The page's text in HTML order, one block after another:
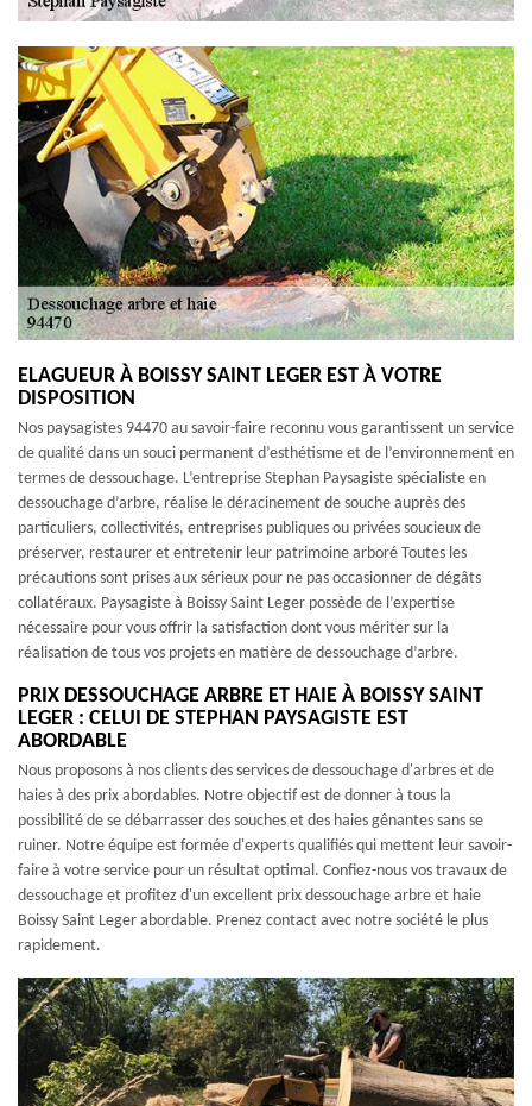
ELAGUEUR À BOISSY SAINT LEGER EST À VOTRE
DISPOSITION
Nos paysagistes 94470 au savoir-faire reconnu vous garantissent un service
de qualité dans un souci permanent d’esthétisme et de l’environnement en
termes de dessouchage. L’entreprise Stephan Paysagiste spécialiste en
dessouchage d’arbre, réalise le déracinement de souche auprès des
particuliers, collectivités, entreprises publiques ou privées soucieux de
préserver, restaurer et entretenir leur patrimoine arboré Toutes les
précautions sont prises aux sérieux pour ne pas occasionner de dégâts
collatéraux. Paysagiste à Boissy Saint Leger possède de l’expertise
nécessaire pour vous offrir la satisfaction dont vous mériter sur la
réalisation de tous vos projets en matière de dessouchage d’arbre.
PRIX DESSOUCHAGE ARBRE ET HAIE À BOISSY SAINT
LEGER : CELUI DE STEPHAN PAYSAGISTE EST
ABORDABLE
Nous proposons à nos clients des services de dessouchage d'arbres et de
haies à des prix abordables. Notre objectif est de donner à tous la
possibilité de se débarrasser des souches et des haies gênantes sans se
ruiner. Notre équipe est formée d'experts qualifiés qui mettent leur savoir-
faire à votre service pour un résultat optimal. Confiez-nous vos travaux de
dessouchage et profitez d'un excellent prix dessouchage arbre et haie
Boissy Saint Leger abordable. Prenez contact avec notre société le plus
rapidement.